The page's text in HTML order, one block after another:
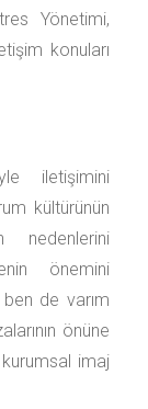
Yönetimi,
konuları
iletişimini
kültürünün
nedenlerini
önemini
de varım
önüne
imaj